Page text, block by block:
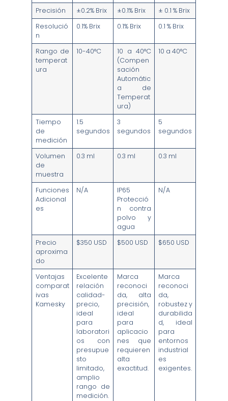
Precisión
±0.2% Brix ±0.1% Brix
± 0.1 % Brix
Resolució
n
0.1% Brix 0.1% Brix 0.1 % Brix
Rango de
temperat
ura
10-40°C
10 a 40°C
(Compen
sación
Automátic
a de
Temperat
ura)
10 a 40°C
Tiempo
de
medición
1.5
segundos
3
segundos
5
segundos
Volumen
de
muestra
0.3 ml 0.3 ml 0.3 ml
Funciones
Adicional
es
N/A
IP65
Protecció
n contra
polvo y
agua
N/A
Precio
aproxima
do
$350 USD $500 USD $650 USD
Ventajas
comparat
ivas
Kamesky
Excelente
relación
calidad-
precio,
ideal
para
laboratori
os con
presupue
sto
limitado,
amplio
rango de
medición.
Marca
reconoci
da, alta
precisión,
ideal
para
aplicacio
nes que
requieren
alta
exactitud.
Marca
reconoci
da,
robustez y
durabilida
d, ideal
para
entornos
industrial
es
exigentes.